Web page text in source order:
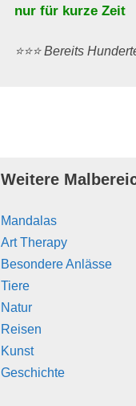
nur für kurze Zeit
⭐️⭐️⭐️ Bereits
Weitere
Mandalas
Art Therapy
Besondere Anlässe
Tiere
Natur
Reisen
Kunst
Geschichte